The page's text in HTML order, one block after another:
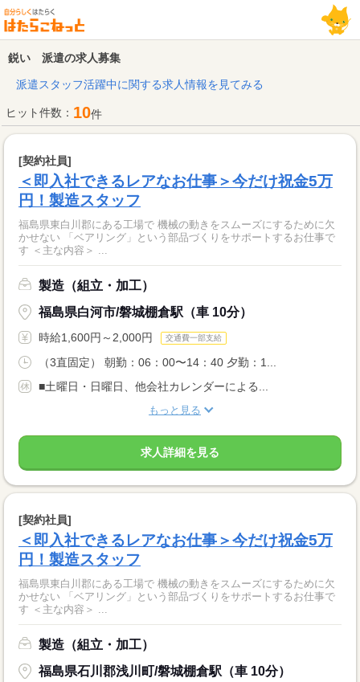
鋭い 派遣の求人募集
派遣スタッフ活躍中に関する求人情報を見てみる
ヒット件数： 10件
[契約社員]
＜即入社できるレアなお仕事＞今だけ祝金5万
円！製造スタッフ
福島県東白川郡にある工場で 機械の動きをスムーズにするために欠
かせない 「ベアリング」という部品づくりをサポートするお仕事で
す ＜主な内容＞ ...
製造（組立・加工）
福島県白河市/磐城棚倉駅（車 10分）
時給1,600円～2,000円 交通費一部支給
（3直固定） 朝勤：06：00〜14：40 夕勤：1...
■土曜日・日曜日、他会社カレンダーによる...
もっと見る
求人詳細を見る
[契約社員]
＜即入社できるレアなお仕事＞今だけ祝金5万
円！製造スタッフ
福島県東白川郡にある工場で 機械の動きをスムーズにするために欠
かせない 「ベアリング」という部品づくりをサポートするお仕事で
す ＜主な内容＞ ...
製造（組立・加工）
福島県石川郡浅川町/磐城棚倉駅（車 10分）